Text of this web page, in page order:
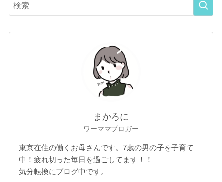
まかろに
ワーママブロガー
東京在住の働くお母さんです。7歳の男の子を子育て
中！疲れ切った毎日を過ごしてます！！
気分転換にブログ中です。